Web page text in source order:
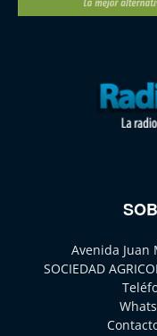
Avenida Juan
SOCIEDAD